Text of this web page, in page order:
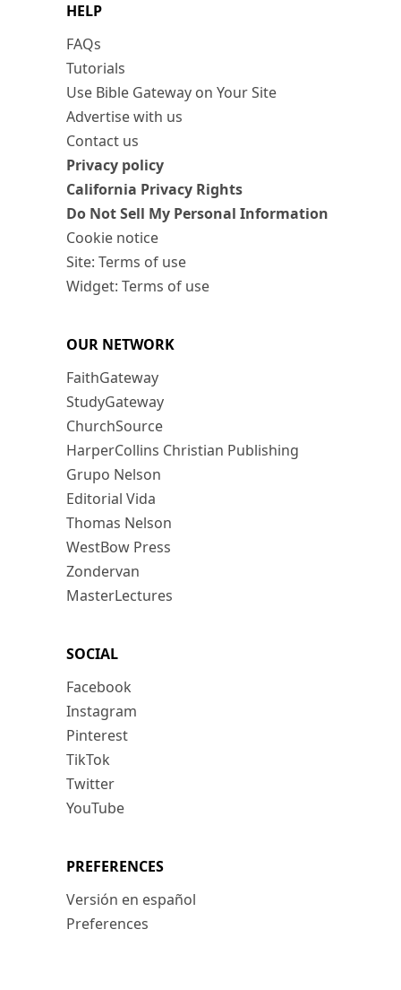
HELP
FAQs
Tutorials
Use Bible Gateway on Your Site
Advertise with us
Contact us
Privacy policy
California Privacy Rights
Do Not Sell My Personal Information
Cookie notice
Site: Terms of use
Widget: Terms of use
OUR NETWORK
FaithGateway
StudyGateway
ChurchSource
HarperCollins Christian Publishing
Grupo Nelson
Editorial Vida
Thomas Nelson
WestBow Press
Zondervan
MasterLectures
SOCIAL
Facebook
Instagram
Pinterest
TikTok
Twitter
YouTube
PREFERENCES
Versión en español
Preferences